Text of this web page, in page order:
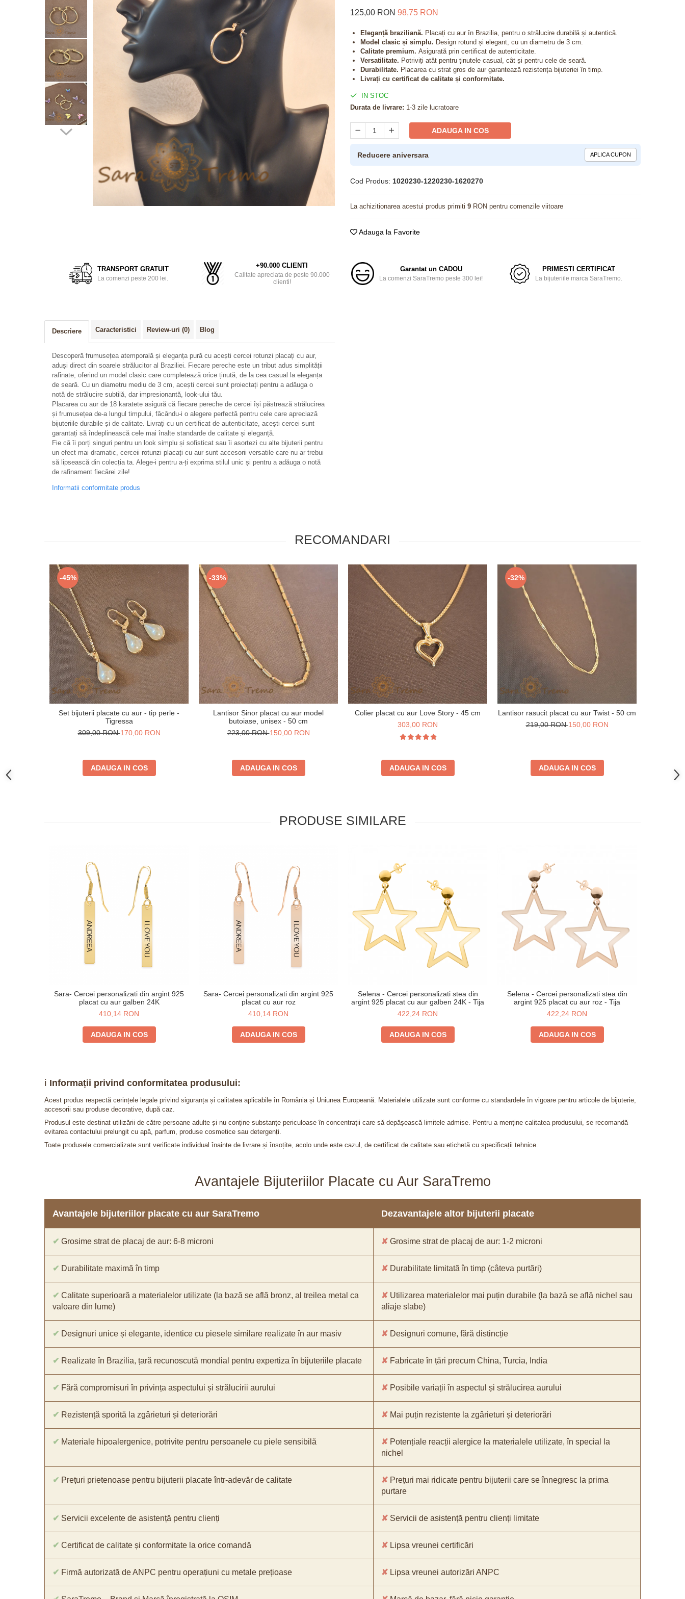
Bijuterii pentru barbati
Bijuterii din argint placate cu aur
125,00 RON 98,75 RON
Eleganță braziliană. Placați cu aur în Brazilia, pentru o strălucire durabilă și autentică.
Model clasic și simplu. Design rotund și elegant, cu un diametru de 3 cm.
Calitate premium. Asigurată prin certificat de autenticitate.
Versatilitate. Potriviți atât pentru ținutele casual, cât și pentru cele de seară.
Durabilitate. Placarea cu strat gros de aur garantează rezistența bijuteriei în timp.
Livrați cu certificat de calitate și conformitate.
IN STOC
Durata de livrare: 1-3 zile lucratoare
ADAUGA IN COS
Reducere aniversara APLICA CUPON
Cod Produs: 1020230-1220230-1620270
La achizitionarea acestui produs primiti 9 RON pentru comenzile viitoare
Adauga la Favorite
TRANSPORT GRATUIT
La comenzi peste 200 lei.
+90.000 CLIENTI
Calitate apreciata de peste 90.000
clienti!
Garantat un CADOU
La comenzi SaraTremo peste 300 lei!
PRIMESTI CERTIFICAT
La bijuteriile marca SaraTremo.
Descriere Caracteristici Review-uri (0) Blog
Descoperă frumusețea atemporală și eleganța pură cu acești cercei rotunzi placați cu aur,
aduși direct din soarele strălucitor al Braziliei. Fiecare pereche este un tribut adus simplității
rafinate, oferind un model clasic care completează orice ținută, de la cea casual la eleganța
de seară. Cu un diametru mediu de 3 cm, acești cercei sunt proiectați pentru a adăuga o
notă de strălucire subtilă, dar impresionantă, look-ului tău.
Placarea cu aur de 18 karatete asigură că fiecare pereche de cercei își păstrează strălucirea
și frumusețea de-a lungul timpului, făcându-i o alegere perfectă pentru cele care apreciază
bijuteriile durabile și de calitate. Livrați cu un certificat de autenticitate, acești cercei sunt
garantați să îndeplinească cele mai înalte standarde de calitate și eleganță.
Fie că îi porți singuri pentru un look simplu și sofisticat sau îi asortezi cu alte bijuterii pentru
un efect mai dramatic, cerceii rotunzi placați cu aur sunt accesorii versatile care nu ar trebui
să lipsească din colecția ta. Alege-i pentru a-ți exprima stilul unic și pentru a adăuga o notă
de rafinament fiecărei zile!
Informatii conformitate produs
RECOMANDARI
-45%
Set bijuterii placate cu aur - tip perle -
Tigressa
309,00 RON170,00 RON
ADAUGA IN COS
-33%
Lantisor Sinor placat cu aur model
butoiase, unisex - 50 cm
223,00 RON150,00 RON
ADAUGA IN COS
Colier placat cu aur Love Story - 45 cm
303,00 RON
ADAUGA IN COS
-32%
Lantisor rasucit placat cu aur Twist - 50 cm
219,00 RON150,00 RON
ADAUGA IN COS
PRODUSE SIMILARE
Sara- Cercei personalizati din argint 925
placat cu aur galben 24K
410,14 RON
ADAUGA IN COS
Sara- Cercei personalizati din argint 925
placat cu aur roz
410,14 RON
ADAUGA IN COS
Selena - Cercei personalizati stea din
argint 925 placat cu aur galben 24K - Tija
422,24 RON
ADAUGA IN COS
Selena - Cercei personalizati stea din
argint 925 placat cu aur roz - Tija
422,24 RON
ADAUGA IN COS
ℹ️ Informații privind conformitatea produsului:
Acest produs respectă cerințele legale privind siguranța și calitatea aplicabile în România și Uniunea Europeană. Materialele utilizate sunt conforme cu standardele în vigoare pentru articole de bijuterie,
accesorii sau produse decorative, după caz.
Produsul este destinat utilizării de către persoane adulte și nu conține substanțe periculoase în concentrații care să depășească limitele admise. Pentru a menține calitatea produsului, se recomandă
evitarea contactului prelungit cu apă, parfum, produse cosmetice sau detergenți.
Toate produsele comercializate sunt verificate individual înainte de livrare și însoțite, acolo unde este cazul, de certificat de calitate sau etichetă cu specificații tehnice.
Avantajele Bijuteriilor Placate cu Aur SaraTremo
Avantajele bijuteriilor placate cu aur SaraTremo Dezavantajele altor bijuterii placate
✔ Grosime strat de placaj de aur: 6-8 microni ✘ Grosime strat de placaj de aur: 1-2 microni
✔ Durabilitate maximă în timp ✘ Durabilitate limitată în timp (câteva purtări)
✔ Calitate superioară a materialelor utilizate (la bază se află bronz, al treilea metal ca
valoare din lume)
✘ Utilizarea materialelor mai puțin durabile (la bază se află nichel sau
aliaje slabe)
✔ Designuri unice și elegante, identice cu piesele similare realizate în aur masiv ✘ Designuri comune, fără distincție
✔ Realizate în Brazilia, țară recunoscută mondial pentru expertiza în bijuteriile placate ✘ Fabricate în țări precum China, Turcia, India
✔ Fără compromisuri în privința aspectului și strălucirii aurului ✘ Posibile variații în aspectul și strălucirea aurului
✔ Rezistență sporită la zgârieturi și deteriorări ✘ Mai puțin rezistente la zgârieturi și deteriorări
✔ Materiale hipoalergenice, potrivite pentru persoanele cu piele sensibilă ✘ Potențiale reacții alergice la materialele utilizate, în special la
nichel
✔ Prețuri prietenoase pentru bijuterii placate într-adevăr de calitate ✘ Prețuri mai ridicate pentru bijuterii care se înnegresc la prima
purtare
✔ Servicii excelente de asistență pentru clienți ✘ Servicii de asistență pentru clienți limitate
✔ Certificat de calitate și conformitate la orice comandă ✘ Lipsa vreunei certificări
✔ Firmă autorizată de ANPC pentru operațiuni cu metale prețioase ✘ Lipsa vreunei autorizări ANPC